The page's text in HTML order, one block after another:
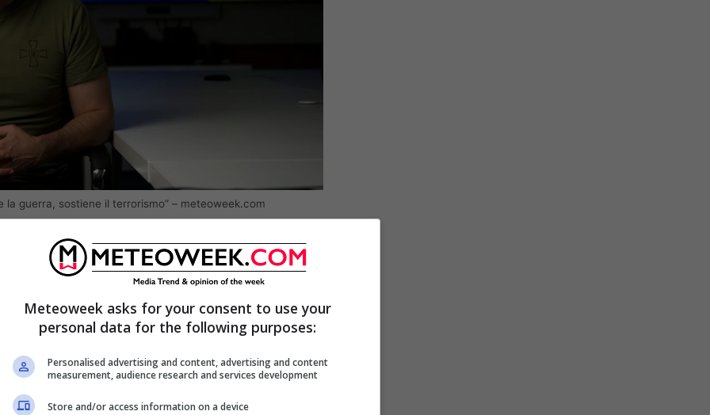
la guerra, sostiene il terrorismo” – meteoweek.com
alla Russia il diritto di veto nel Consiglio
nel piano di Zelensky, atto a porre fine alla
tragicamente coinvolte Russia e Ucraina. Un
mondiali a punire il Cremlino e ad
di costringere le forze di Mosca a
Nel frattempo,l’Ue è pronta a un nuovo
Meteoweek asks for your consent to use your
personal data for the following purposes:
Personalised advertising and content, advertising and content
measurement, audience research and services development
Store and/or access information on a device